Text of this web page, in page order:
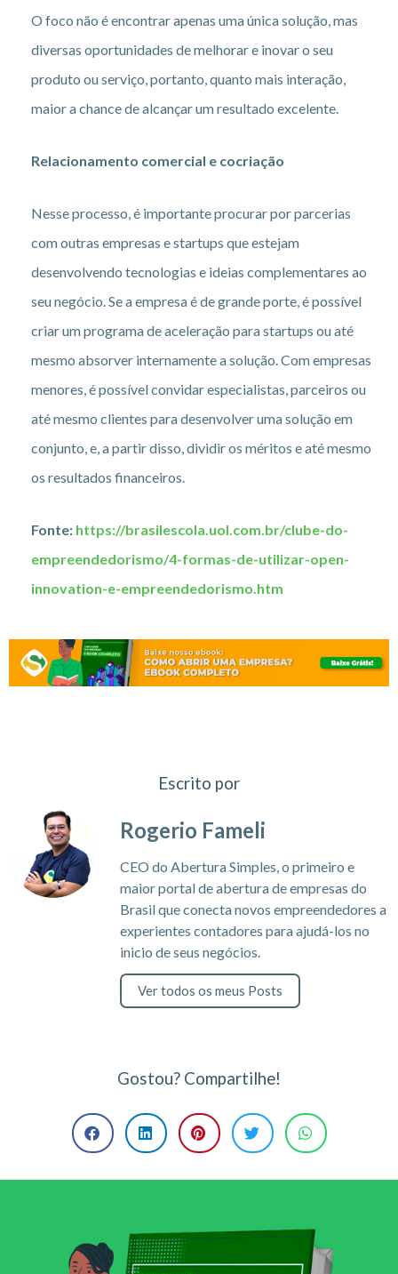
O foco não é encontrar apenas uma única solução, mas
diversas oportunidades de melhorar e inovar o seu
produto ou serviço, portanto, quanto mais interação,
maior a chance de alcançar um resultado excelente.
Relacionamento comercial e cocriação
Nesse processo, é importante procurar por parcerias
com outras empresas e startups que estejam
desenvolvendo tecnologias e ideias complementares ao
seu negócio. Se a empresa é de grande porte, é possível
criar um programa de aceleração para startups ou até
mesmo absorver internamente a solução. Com empresas
menores, é possível convidar especialistas, parceiros ou
até mesmo clientes para desenvolver uma solução em
conjunto, e, a partir disso, dividir os méritos e até mesmo
os resultados financeiros.
Fonte: https://brasilescola.uol.com.br/clube-do-
empreendedorismo/4-formas-de-utilizar-open-
innovation-e-empreendedorismo.htm
Escrito por
Rogerio Fameli
CEO do Abertura Simples, o primeiro e
maior portal de abertura de empresas do
Brasil que conecta novos empreendedores a
experientes contadores para ajudá-los no
inicio de seus negócios.
Ver todos os meus Posts
Gostou? Compartilhe!